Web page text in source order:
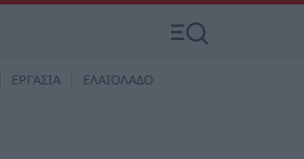
ΕΡΓΑΣΙΑ ΕΛΑΙΟΛΑΔΟ